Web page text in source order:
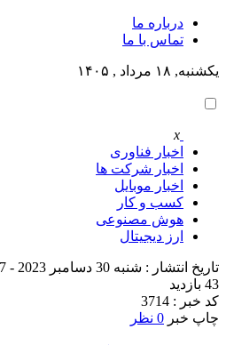
درباره ما
تماس با ما
یکشنبه, ۱۸ مرداد , ۱۴۰۵
x
اخبار فناوری
اخبار شرکت ها
اخبار موبایل
کسب و کار
هوش مصنوعی
ارز دیجیتال
تاریخ انتشار : شنبه 30 دسامبر 2023 - 9:57
43 بازدید
کد خبر : 3714
چاپ خبر 0 نظر